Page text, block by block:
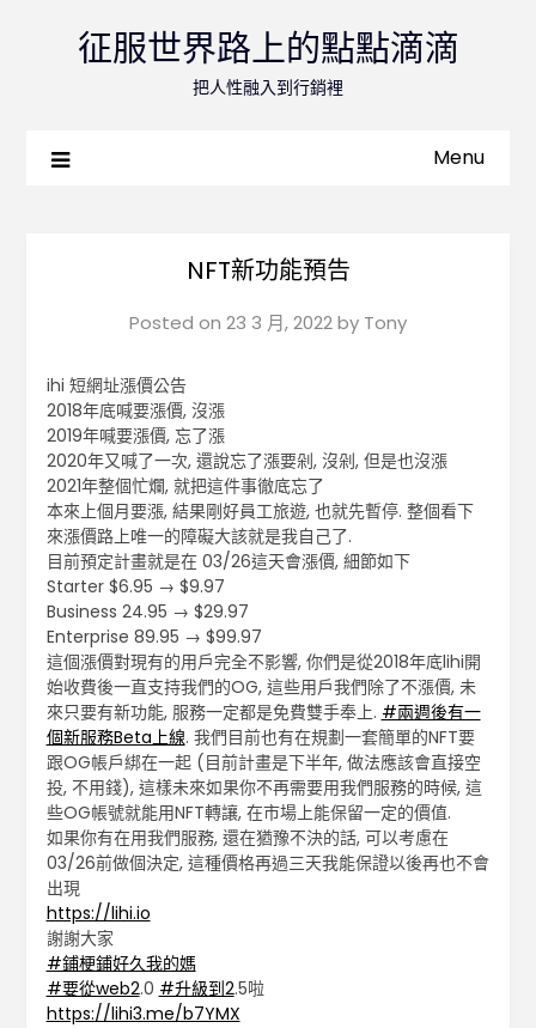
征服世界路上的點點滴滴
把人性融入到行銷裡
Menu
NFT新功能預告
Posted on 23 3 月, 2022by Tony
ihi 短網址漲價公告
2018年底喊要漲價, 沒漲
2019年喊要漲價, 忘了漲
2020年又喊了一次, 還說忘了漲要剁, 沒剁, 但是也沒漲
2021年整個忙爛, 就把這件事徹底忘了
本來上個月要漲, 結果剛好員工旅遊, 也就先暫停. 整個看下
來漲價路上唯一的障礙大該就是我自己了.
目前預定計畫就是在 03/26這天會漲價, 細節如下
Starter $6.95 → $9.97
Business 24.95 → $29.97
Enterprise 89.95 → $99.97
這個漲價對現有的用戶完全不影響, 你們是從2018年底lihi開
始收費後一直支持我們的OG, 這些用戶我們除了不漲價, 未
來只要有新功能, 服務一定都是免費雙手奉上. #兩週後有一
個新服務Beta上線. 我們目前也有在規劃一套簡單的NFT要
跟OG帳戶綁在一起 (目前計畫是下半年, 做法應該會直接空
投, 不用錢), 這樣未來如果你不再需要用我們服務的時候, 這
些OG帳號就能用NFT轉讓, 在市場上能保留一定的價值.
如果你有在用我們服務, 還在猶豫不決的話, 可以考慮在
03/26前做個決定, 這種價格再過三天我能保證以後再也不會
出現
https://lihi.io
謝謝大家
#鋪梗鋪好久我的媽
#要從web2.0 #升級到2.5啦
https://lihi3.me/b7YMX